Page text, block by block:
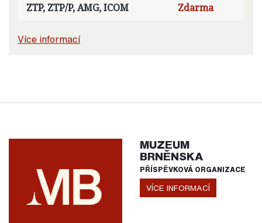
ZTP, ZTP/P, AMG, ICOM Zdarma
Více informací
MUZEUM
BRNĚNSKA
PŘÍSPĚVKOVÁ ORGANIZACE
VÍCE INFORMACÍ